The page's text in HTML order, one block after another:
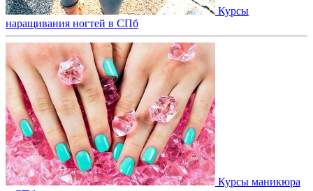
Курсы
наращивания ногтей в СПб
Курсы маникюра